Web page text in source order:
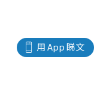
用 App 睇文